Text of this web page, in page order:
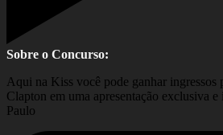
Sobre o Concurso:
Aqui na Kiss você pode ganhar ingressos
Clapton em uma apresentação exclusiva
Paulo